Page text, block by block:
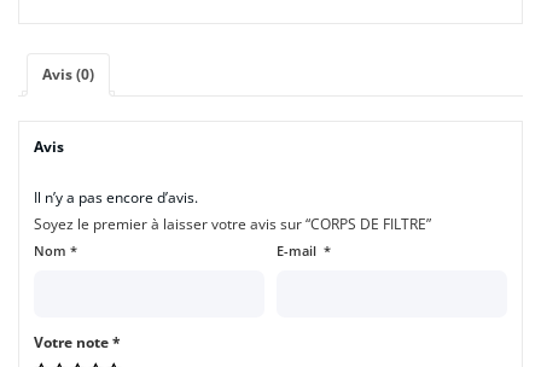
Avis (0)
Avis
Il n’y a pas encore d’avis.
Soyez le premier à laisser votre avis sur “CORPS DE FILTRE”
Nom * E-mail *
Votre note*